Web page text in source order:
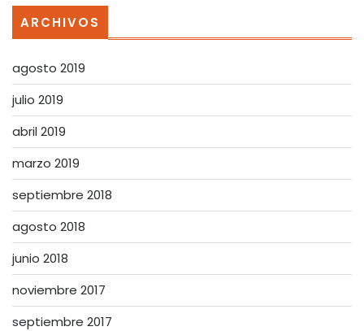
ARCHIVOS
agosto 2019
julio 2019
abril 2019
marzo 2019
septiembre 2018
agosto 2018
junio 2018
noviembre 2017
septiembre 2017